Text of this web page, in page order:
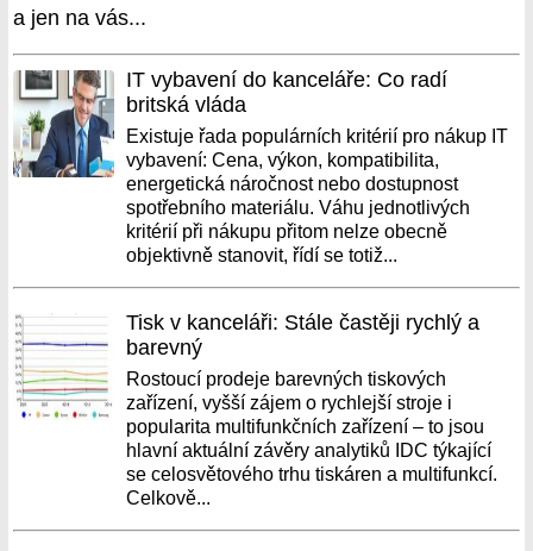
a jen na vás...
IT vybavení do kanceláře: Co radí
britská vláda
Existuje řada populárních kritérií pro nákup IT
vybavení: Cena, výkon, kompatibilita,
energetická náročnost nebo dostupnost
spotřebního materiálu. Váhu jednotlivých
kritérií při nákupu přitom nelze obecně
objektivně stanovit, řídí se totiž...
Tisk v kanceláři: Stále častěji rychlý a
barevný
Rostoucí prodeje barevných tiskových
zařízení, vyšší zájem o rychlejší stroje i
popularita multifunkčních zařízení – to jsou
hlavní aktuální závěry analytiků IDC týkající
se celosvětového trhu tiskáren a multifunkcí.
Celkově...